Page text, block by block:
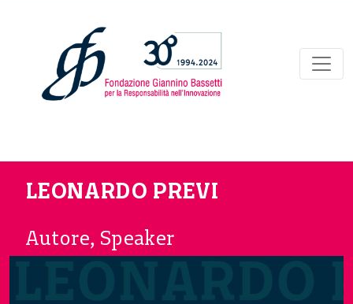
LEONARDO PREVI
Autore, Speaker